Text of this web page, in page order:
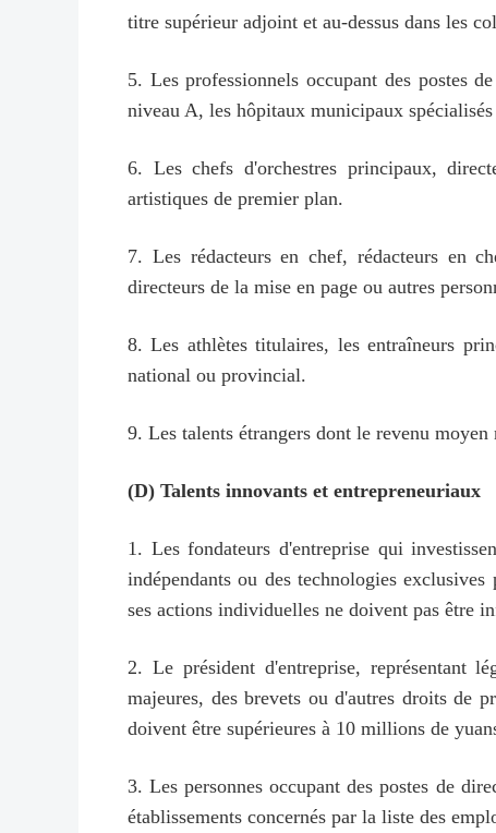
titre supérieur adjoint et au-dessus dans les
5. Les professionnels occupant des postes
niveau A, les hôpitaux municipaux
6. Les chefs d'orchestres principaux,
artistiques de premier plan.
7. Les rédacteurs en chef, rédacteurs en
directeurs de la mise en page ou autres
8. Les athlètes titulaires, les entraîneurs
national ou provincial.
9. Les talents étrangers dont le revenu
(D) Talents innovants et entrepreneuriaux
1. Les fondateurs d'entreprise qui
indépendants ou des technologies
ses actions individuelles ne doivent pas être
2. Le président d'entreprise, représentant
majeures, des brevets ou d'autres droits de
doivent être supérieures à 10 millions de
3. Les personnes occupant des postes de
établissements concernés par la liste des